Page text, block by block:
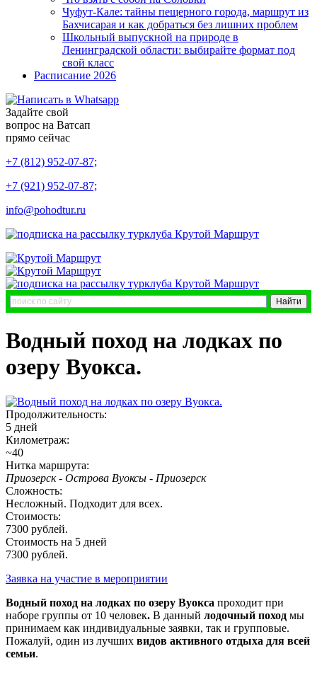
Чуфут-Кале: тайны пещерного города, маршрут из
Бахчисарая и как добраться без лишних проблем
Школьный выпускной на природе в
Ленинградской области: выбирайте формат под
свой класс
Расписание 2026
Задайте свой
вопрос на Ватсап
прямо сейчас
+7 (812) 952-07-87;
+7 (921) 952-07-87;
info@pohodtur.ru
Водный поход на лодках по
озеру Вуокса.
Продолжительность:
5 дней
Километраж:
~40
Нитка маршрута:
Приозерск - Острова Вуоксы - Приозерск
Сложность:
Несложный. Подходит для всех.
Стоимость:
7300 рублей.
Стоимость на 5 дней
7300 рублей.
Заявка на участие в мероприятии
Водный поход на лодках по озеру Вуокса проходит при
наборе группы от 10 человек. В данный лодочный поход мы
принимаем как индивидуальные заявки, так и групповые.
Пожалуй, один из лучших видов активного отдыха для всей
семьи.